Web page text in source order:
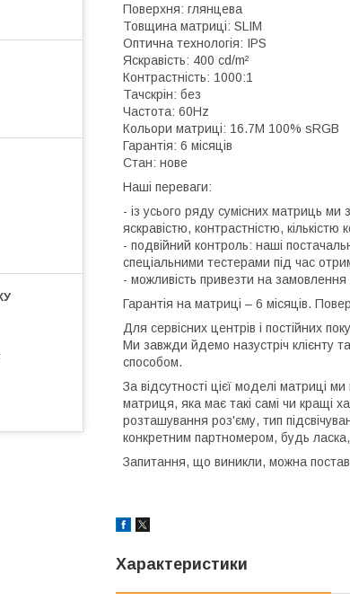
Поверхня: глянцева
Товщина матриці: SLIM
Оптична технологія: IPS
Яскравість: 400 cd/m²
Контрастність: 1000:1
Тачскрін: без
Частота: 60Hz
Кольори матриці: 16.7M 100% sRGB
Гарантія: 6 місяців
Стан: нове
Наші переваги:
- із усього ряду сумісних матриць
яскравістю, контрастністю, кількістю
- подвійний контроль: наші
спеціальними тестерами під час
- можливість привезти на
Гарантія на матриці – 6 місяців.
Для сервісних центрів і постійних
Ми завжди йдемо назустріч клієнту
способом.
За відсутності цієї моделі матриці
матриця, яка має такі самі чи кращі
розташування роз'єму, тип
конкретним партномером, будь
Запитання, що виникли, можна
Характеристики